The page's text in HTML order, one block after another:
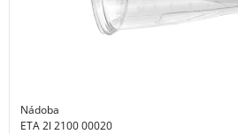
Nádoba
ETA 2l 2100 00020